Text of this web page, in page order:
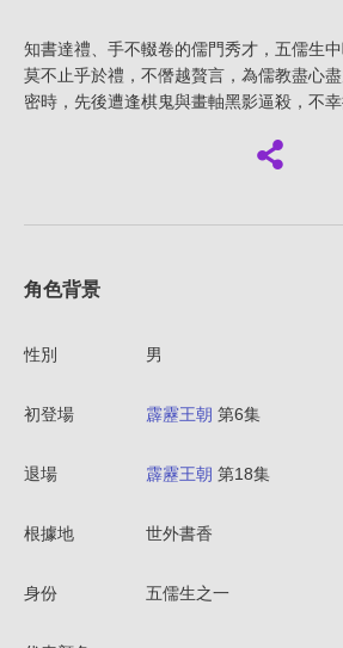
知書達禮、手不輟卷的儒門秀才，五儒生
莫不止乎於禮，不僭越贅言，為儒教盡心
密時，先後遭逢棋鬼與畫軸黑影逼殺，不幸
角色背景
性別 男
初登場 霹靂王朝 第6集
退場 霹靂王朝 第18集
根據地 世外書香
身份 五儒生之一